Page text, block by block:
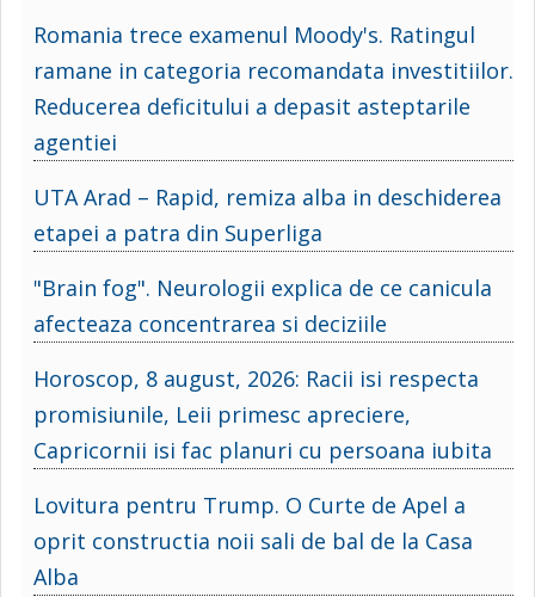
Romania trece examenul Moody's. Ratingul
ramane in categoria recomandata investitiilor.
Reducerea deficitului a depasit asteptarile
agentiei
UTA Arad – Rapid, remiza alba in deschiderea
etapei a patra din Superliga
"Brain fog". Neurologii explica de ce canicula
afecteaza concentrarea si deciziile
Horoscop, 8 august, 2026: Racii isi respecta
promisiunile, Leii primesc apreciere,
Capricornii isi fac planuri cu persoana iubita
Lovitura pentru Trump. O Curte de Apel a
oprit constructia noii sali de bal de la Casa
Alba